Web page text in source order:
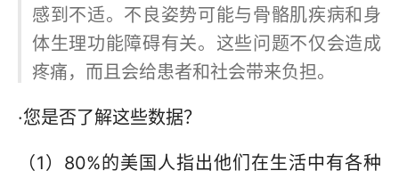
感到不适。不良姿势可能与骨骼肌疾病和身
体生理功能障碍有关。这些问题不仅会造成
疼痛，而且会给患者和社会带来负担。
·您是否了解这些数据？
（1）80%的美国人指出他们在生活中有各种